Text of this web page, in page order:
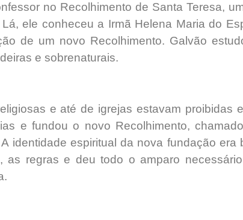
no Recolhimento de Santa Teresa,
ele conheceu a Irmã Helena Maria do
de um novo Recolhimento. Galvão
e sobrenaturais.
e até de igrejas estavam proibidas
e fundou o novo Recolhimento,
identidade espiritual da nova fundação era
regras e deu todo o amparo